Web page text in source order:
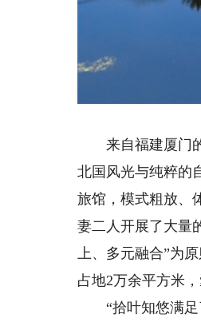
来自福建厦门的
北国风光与纯粹的
旅馆，模式粗放、
妻二人开展了大量
上、多元融合”为
占地2万余平方米
“拾叶知悠满足